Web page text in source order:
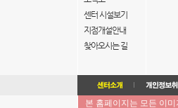
센터 시설보기
지점개설안내
찾아오시는 길
본 홈페이지는 모든 이